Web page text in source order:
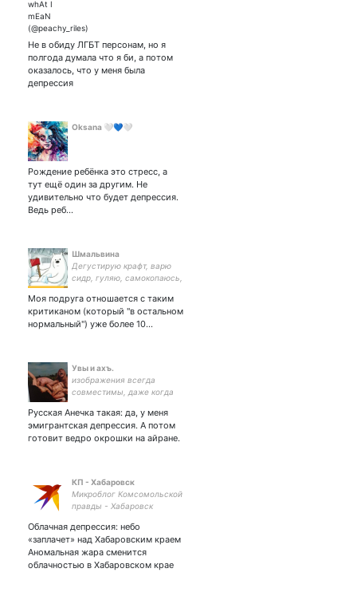
Не в обиду ЛГБТ персонам, но я
полгода думала что я би, а потом
оказалось, что у меня была
депрессия
Oksana 🤍💙🤍
Рождение ребёнка это стресс, а
тут ещё один за другим. Не
удивительно что будет депрессия.
Ведь реб…
Шмальвина
Дегустирую крафт, варю
сидр, гуляю, самокопаюсь,
Моя подруга отношается с таким
критиканом (который "в остальном
нормальный") уже более 10…
Увы и ахъ.
изображения всегда
совместимы, даже когда
изображаемые реалии
Русская Анечка такая: да, у меня
эмигрантская депрессия. А потом
готовит ведро окрошки на айране.
КП - Хабаровск
Микроблог Комсомольской
правды - Хабаровск
Облачная депрессия: небо
«заплачет» над Хабаровским краем
Аномальная жара сменится
облачностью в Хабаровском крае